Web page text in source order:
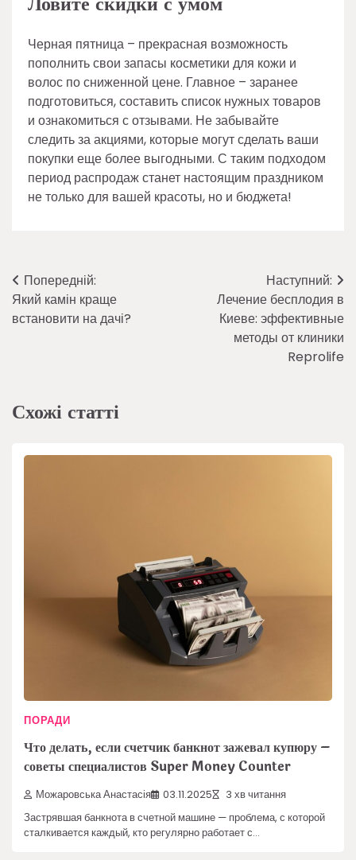
Черная пятница – прекрасная возможность
пополнить свои запасы косметики для кожи и
волос по сниженной цене. Главное – заранее
подготовиться, составить список нужных товаров
и ознакомиться с отзывами. Не забывайте
следить за акциями, которые могут сделать ваши
покупки еще более выгодными. С таким подходом
период распродаж станет настоящим праздником
не только для вашей красоты, но и бюджета!
Навігація
записів
Попередній:
Який камін краще
встановити на дачі?
Наступний:
Лечение бесплодия в
Киеве: эффективные
методы от клиники
Reprolife
Схожі статті
ПОРАДИ
Что делать, если счетчик банкнот зажевал купюру –
советы специалистов Super Money Counter
Можаровська Анастасія 03.11.2025 3 хв читання
Застрявшая банкнота в счетной машине — проблема, с которой
сталкивается каждый, кто регулярно работает с…